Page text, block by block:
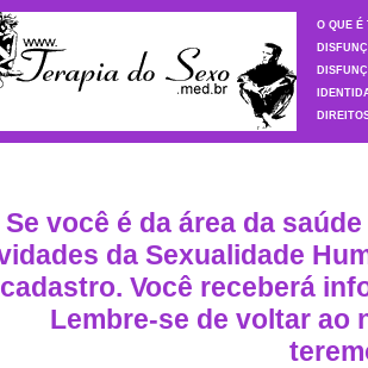
O QUE É
Se você é da área da
da Sexualidade
cadastro. Você receberá
Lembre-se de voltar ao